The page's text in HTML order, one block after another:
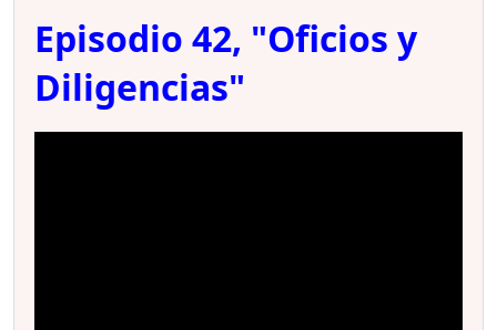
Episodio 42, "Oficios y
Diligencias"